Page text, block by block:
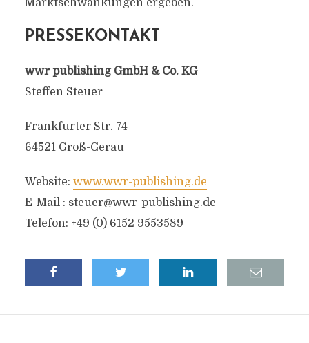
Marktschwankungen ergeben.
PRESSEKONTAKT
wwr publishing GmbH & Co. KG
Steffen Steuer
Frankfurter Str. 74
64521 Groß-Gerau
Website: www.wwr-publishing.de
E-Mail : steuer@wwr-publishing.de
Telefon: +49 (0) 6152 9553589